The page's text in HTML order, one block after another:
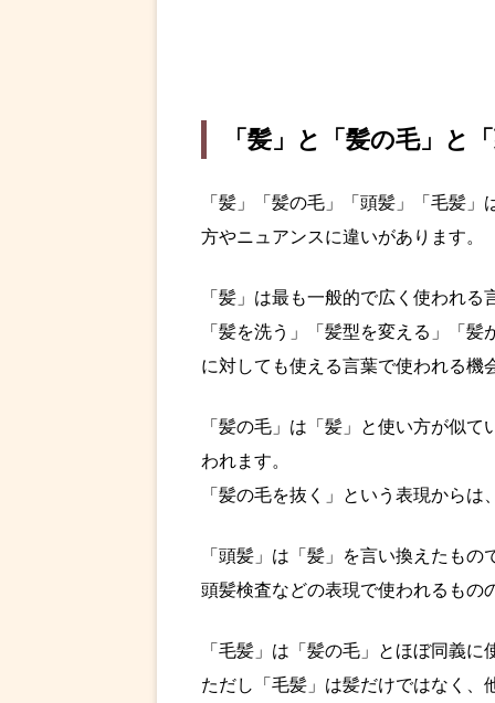
「髪」と「髪の毛」と
「髪」「髪の毛」「頭髪」「毛髪
方やニュアンスに違いがあります。
「髪」は最も一般的で広く使われる
「髪を洗う」「髪型を変える」「
に対しても使える言葉で使われる機
「髪の毛」は「髪」と使い方が似
われます。
「髪の毛を抜く」という表現から
「頭髪」は「髪」を言い換えたも
頭髪検査などの表現で使われるもの
「毛髪」は「髪の毛」とほぼ同義に
ただし「毛髪」は髪だけではなく、